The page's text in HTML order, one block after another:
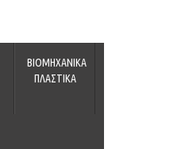
ΒΙΟΜΗΧΑΝΙΚΑ
ΠΛΑΣΤΙΚΑ